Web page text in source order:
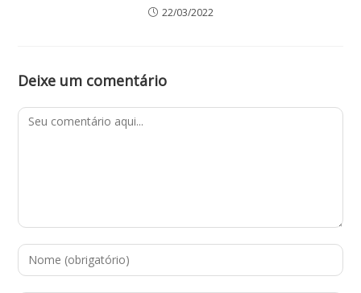
22/03/2022
Deixe um comentário